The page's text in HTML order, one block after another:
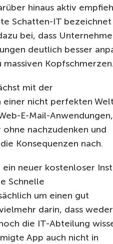
hinaus aktiv
Schatten-IT
bei, dass
deutlich besser
Kopfschmerzen.
mit der
nicht perfekten
E-Mail-Anwendungen,
nachzudenken und
Konsequenzen nach.
neuer kostenloser
Schnelle
um einen gut
darin, dass
die IT-Abteilung
App auch nicht in